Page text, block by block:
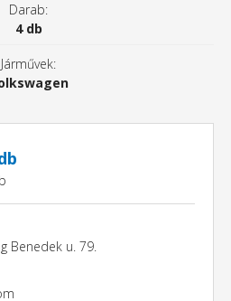
Darab:
4 db
Járművek:
Benedek u. 79.